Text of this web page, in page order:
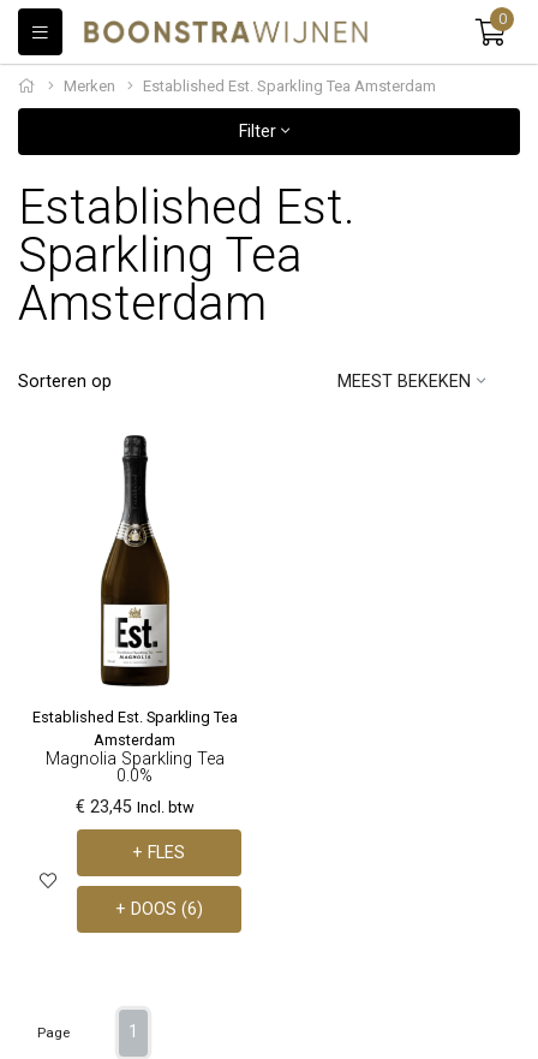
0
Merken Established Est. Sparkling Tea Amsterdam
Filter
Established Est.
Sparkling Tea
Amsterdam
Sorteren op MEEST BEKEKEN
Established Est. Sparkling Tea
Amsterdam
Magnolia Sparkling Tea
0.0%
€ 23,45 Incl. btw
+ FLES
+ DOOS (6)
Page 1